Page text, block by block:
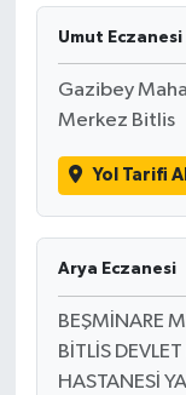
Umut Eczanesi
Gazibey
Merkez Bitlis
Yol Tarifi Al
Arya Eczanesi
BEŞMİNARE
BİTLİS
HASTANESİ